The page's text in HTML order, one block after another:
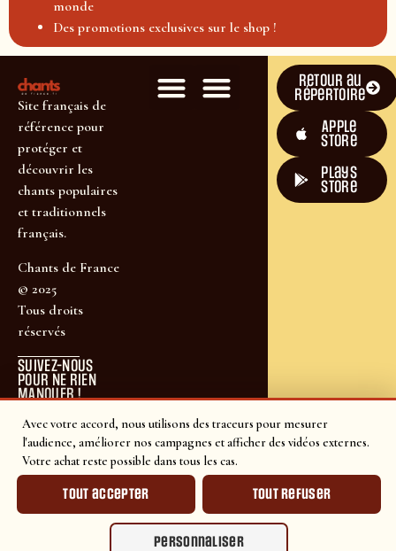
Avec votre accord, nous utilisons des traceurs pour mesurer
l'audience, améliorer nos campagnes et afficher des vidéos externes.
Votre achat reste possible dans tous les cas.
Tout accepter Tout refuser
Personnaliser
monde
Des promotions exclusives sur le shop !
Site français de
référence pour
protéger et
découvrir les
chants populaires
et traditionnels
français.
Chants de France
© 2025
Tous droits
réservés
SUIVEZ-NOUS
POUR NE RIEN
MANQUER !
Retour au
répertoire
Apple
Store
plays
store